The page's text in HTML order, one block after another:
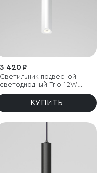
3 420 ₽
Светильник подвесной
светодиодный Trio 12W
4000K белый
КУПИТЬ